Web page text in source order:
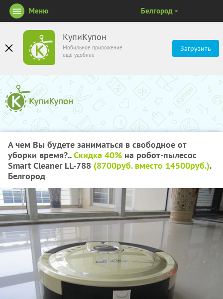
КупиКупон
Мобильное приложение
ещё удобнее
Загрузить
Меню Белгород
А чем Вы будете заниматься в свободное от
уборки время?..Скидка 40% на робот-пылесос
Smart Сleaner LL-788 (8700руб. вместо 14500руб.).
Белгород